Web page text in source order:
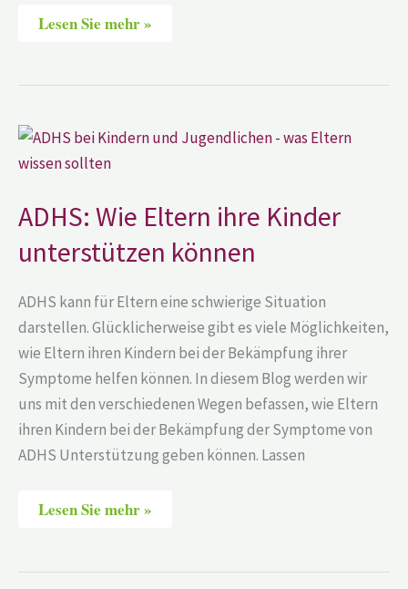
Lesen Sie mehr »
ADHS: Wie Eltern ihre Kinder
unterstützen können
ADHS kann für Eltern eine schwierige Situation
darstellen. Glücklicherweise gibt es viele Möglichkeiten,
wie Eltern ihren Kindern bei der Bekämpfung ihrer
Symptome helfen können. In diesem Blog werden wir
uns mit den verschiedenen Wegen befassen, wie Eltern
ihren Kindern bei der Bekämpfung der Symptome von
ADHS Unterstützung geben können. Lassen
ADHS:
Wie
Eltern
unterstützen
können
Lesen Sie mehr »